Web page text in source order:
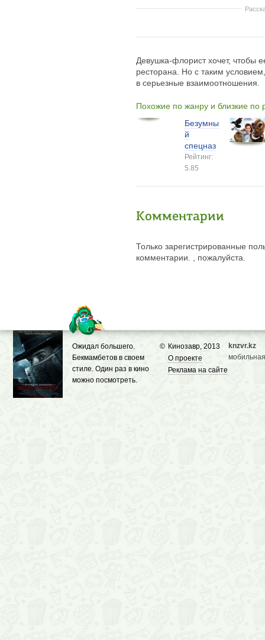
Девушка-флорист хочет, чтобы
ресторана. Но с таким
в серьезные взаимоотношения.
Похожие по жанру и близкие по
Безумны
й
спецназ
Рейтинг:
5.85
Комментарии
Только зарегистрированные
комментарии. , пожалуйста.
© Кинозавр, 2013
О проекте
Реклама на сайте
Ожидал большего.
Бекмамбетов в своем
стиле. Один раз в кино
можно посмотреть.
knzvr.kz